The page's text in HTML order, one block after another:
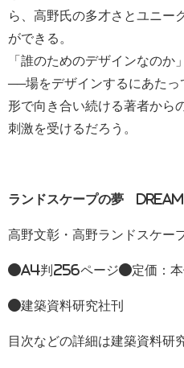
ら、高野氏の多才さとユニー
ができる。
「誰のためのデザインなのか
──場をデザインするにあた
形で向き合い続ける著者から
刺激を受けるだろう。
ランドスケープの夢
高野文彰・高野ランドスケー
●A4判256ページ●定価：本
●建築資料研究社刊
目次などの詳細は建築資料研